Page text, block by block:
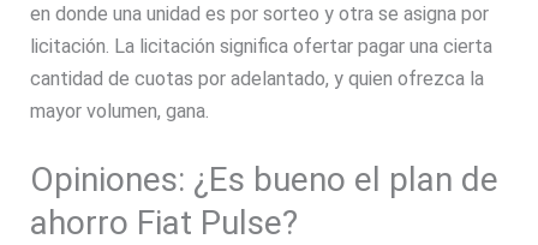
en donde una unidad es por sorteo y otra se asigna por
licitación. La licitación significa ofertar pagar una cierta
cantidad de cuotas por adelantado, y quien ofrezca la
mayor volumen, gana.
Opiniones: ¿Es bueno el plan de
ahorro Fiat Pulse?